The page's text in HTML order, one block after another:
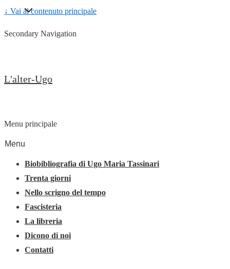
↓ Vai al contenuto principale
Secondary Navigation
L'alter-Ugo
Menu principale
Menu
Biobibliografia di Ugo Maria Tassinari
Trenta giorni
Nello scrigno del tempo
Fascisteria
La libreria
Dicono di noi
Contatti